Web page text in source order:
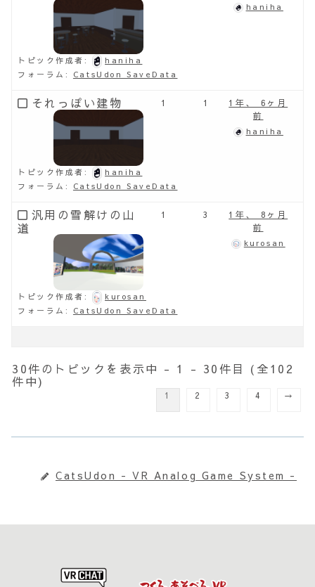
トピック作成者:
haniha
フォーラム: CatsUdon SaveData
haniha
それっぽい建物
トピック作成者:
haniha
フォーラム: CatsUdon SaveData
1 1
1年、 6ヶ月
前
haniha
汎用の雪解けの山
道
トピック作成者:
kurosan
フォーラム: CatsUdon SaveData
1 3
1年、 8ヶ月
前
kurosan
30件のトピックを表示中 - 1 - 30件目 (全102
件中)
1 2 3 4 →
CatsUdon - VR Analog Game System -